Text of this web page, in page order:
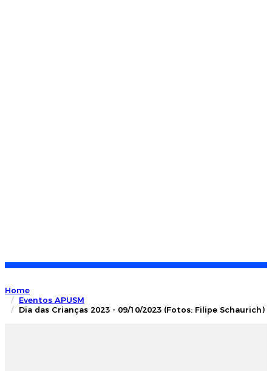
Home
Eventos APUSM
Dia das Crianças 2023 - 09/10/2023 (Fotos: Filipe Schaurich)